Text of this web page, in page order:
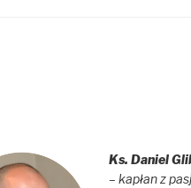
Ks. Daniel
– kapłan z